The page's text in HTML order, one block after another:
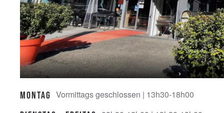
Montag Vormittags geschlossen | 13h30-18h00